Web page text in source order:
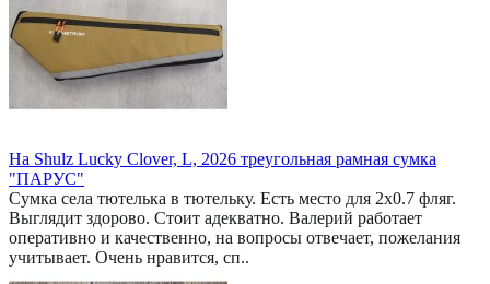
На Shulz Lucky Clover, L, 2026 треугольная рамная сумка
"ПАРУС"
Сумка села тютелька в тютельку. Есть место для 2x0.7 фляг.
Выглядит здорово. Стоит адекватно. Валерий работает
оперативно и качественно, на вопросы отвечает, пожелания
учитывает. Очень нравится, сп..